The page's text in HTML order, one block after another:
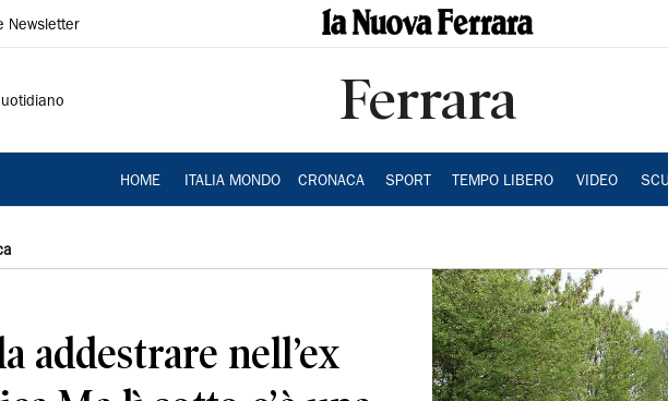
Newsletter
Ferrara
HOME ITALIA MONDO CRONACA SPORT TEMPO LIBERO VIDEO
addestrare nell’ex